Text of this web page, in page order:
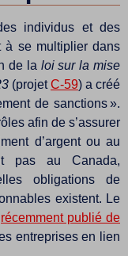
individus et des
à se multiplier dans
de la loi sur la mise
(projetC-59) a créé
de sanctions ».
afin de s’assurer
d’argent ou au
pas au Canada,
obligations de
existent. Le
récemment publié de
entreprises en lien